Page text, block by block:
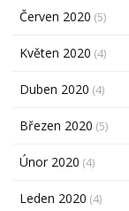
Červen 2020 (5)
Květen 2020 (4)
Duben 2020 (4)
Březen 2020 (5)
Únor 2020 (4)
Leden 2020 (4)